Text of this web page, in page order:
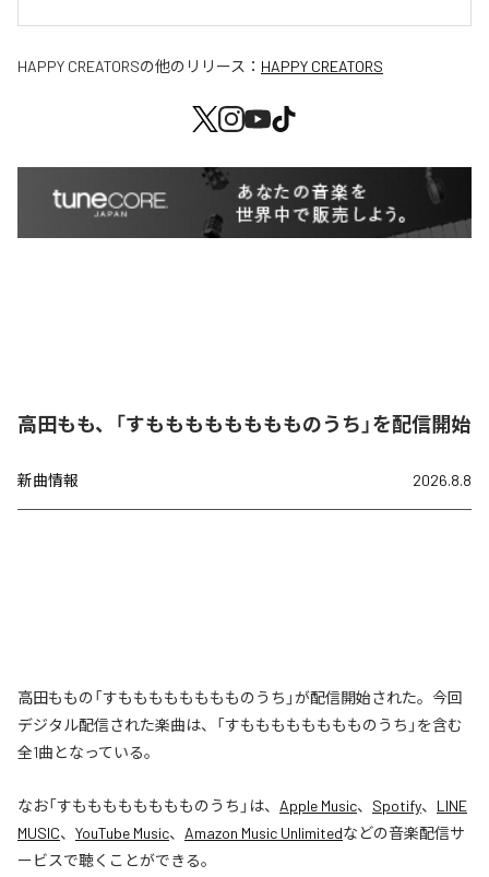
HAPPY CREATORSの他のリリース： HAPPY CREATORS
高田もも、「すもももももももものうち」を配信開始
新曲情報 2026.8.8
高田ももの「すもももももももものうち」が配信開始された。今回
デジタル配信された楽曲は、「すもももももももものうち」を含む
全1曲となっている。
なお「すもももももももものうち 」は、 Apple Music、 Spotify、 LINE
MUSIC、 YouTube Music、 Amazon Music Unlimitedなどの音楽配信サ
ービスで聴くことができる。